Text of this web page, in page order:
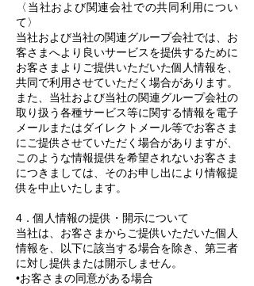
〈当社および関連会社での共同利用につい
て〉
当社および当社の関連グループ会社では、お
客さまへより良いサービスを提供するために
お客さまよりご提供いただいた個人情報を、
共同で利用させていただく場合があります。
また、当社および当社の関連グループ会社の
取り扱う各種サービス等に関する情報を電子
メールまたはダイレクトメール等でお客さま
にご提供させていただく場合がありますが、
このような情報提供を希望されないお客さま
につきましては、そのお申し出により情報提
供を中止いたします。
4．個人情報の提供・開示について
当社は、お客さまからご提供いただいた個人
情報を、以下に該当する場合を除き、第三者
に対し提供または開示しません。
•お客さまの同意がある場合